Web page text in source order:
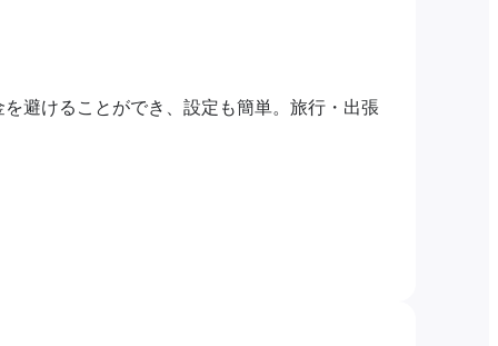
避けることができ、設定も簡単。旅行・出張